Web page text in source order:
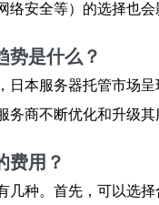
络安全等）的选择也
势是什么？
日本服务器托管市场
务商不断优化和升级
费用？
几种。首先，可以选